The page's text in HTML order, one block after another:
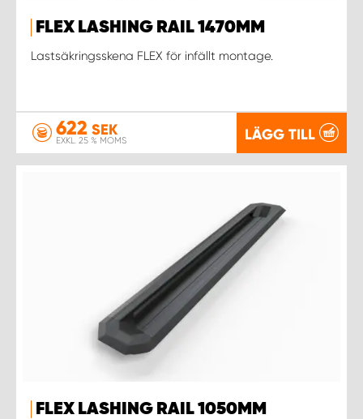
FLEX LASHING RAIL 1470MM
Lastsäkringsskena FLEX för infällt montage.
622 SEK
EXKL. 25 % MOMS LÄGG TILL
FLEX LASHING RAIL 1050MM